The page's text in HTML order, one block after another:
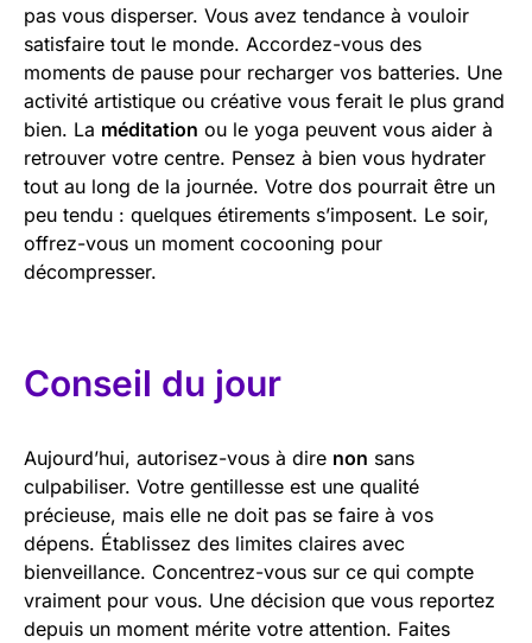
pas vous disperser. Vous avez tendance à vouloir
satisfaire tout le monde. Accordez-vous des
moments de pause pour recharger vos batteries. Une
activité artistique ou créative vous ferait le plus grand
bien. La méditation ou le yoga peuvent vous aider à
retrouver votre centre. Pensez à bien vous hydrater
tout au long de la journée. Votre dos pourrait être un
peu tendu : quelques étirements s’imposent. Le soir,
offrez-vous un moment cocooning pour
décompresser.
Conseil du jour
Aujourd’hui, autorisez-vous à dire non sans
culpabiliser. Votre gentillesse est une qualité
précieuse, mais elle ne doit pas se faire à vos
dépens. Établissez des limites claires avec
bienveillance. Concentrez-vous sur ce qui compte
vraiment pour vous. Une décision que vous reportez
depuis un moment mérite votre attention. Faites